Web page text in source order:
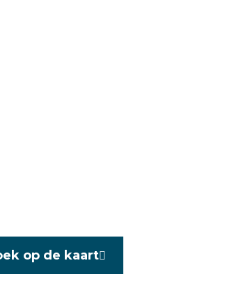
op de kaart